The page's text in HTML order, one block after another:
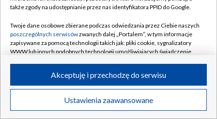
Rada Programowa
System NOS
Informacje o nadawcy
Program dla prasy
Ogłoszenie przetargowe
Pomoc
Kontakt
Kanały
©2026 Telewizja Polska S.A. w likwidacji
także zgody na udostępnianie przez nas identyfikatora PPID do Google.
Twoje dane osobowe zbierane podczas odwiedzania przez Ciebie naszych
poszczególnych serwisówzwanych dalej „Portalem”, w tym informacje
zapisywane za pomocą technologii takich jak: pliki cookie, sygnalizatory
WWW lub innych podobnych technologii umożliwiających świadczenie
ruchu w Internecie.
Twoje dane osobowe zbierane podczas odwiedzania przez Ciebie
poszczególnych serwisówna Portalu, takie jak adresy IP, identyfikatory
Ustawienia zaawansowane
Akceptuję i przechodzę do serwisu